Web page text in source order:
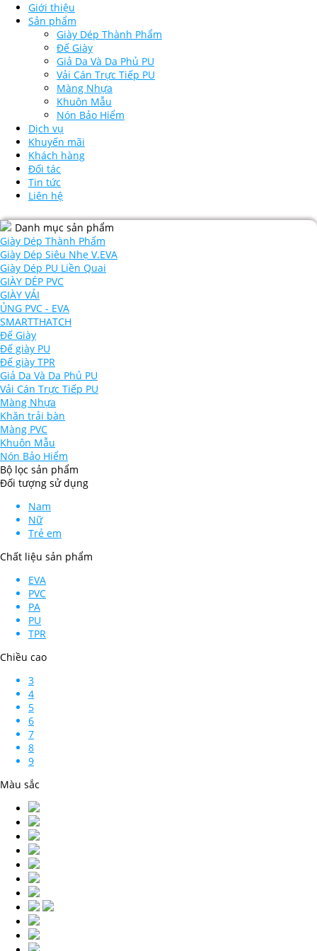
Giới thiệu
Sản phẩm
Giày Dép Thành Phẩm
Đế Giày
Giả Da Và Da Phủ PU
Vải Cán Trực Tiếp PU
Màng Nhựa
Khuôn Mẫu
Nón Bảo Hiểm
Dịch vụ
Khuyến mãi
Khách hàng
Đối tác
Tin tức
Liên hệ
Danh mục sản phẩm
Giày Dép Thành Phẩm
Giày Dép Siêu Nhẹ V.EVA
Giày Dép PU Liền Quai
GIÀY DÉP PVC
GIÀY VẢI
ỦNG PVC - EVA
SMARTTHATCH
Đế Giày
Đế giày PU
Đế giày TPR
Giả Da Và Da Phủ PU
Vải Cán Trực Tiếp PU
Màng Nhựa
Khăn trải bàn
Màng PVC
Khuôn Mẫu
Nón Bảo Hiểm
Bộ lọc sản phẩm
Đối tượng sử dụng
Nam
Nữ
Trẻ em
Chất liệu sản phẩm
EVA
PVC
PA
PU
TPR
Chiều cao
3
4
5
6
7
8
9
Màu sắc